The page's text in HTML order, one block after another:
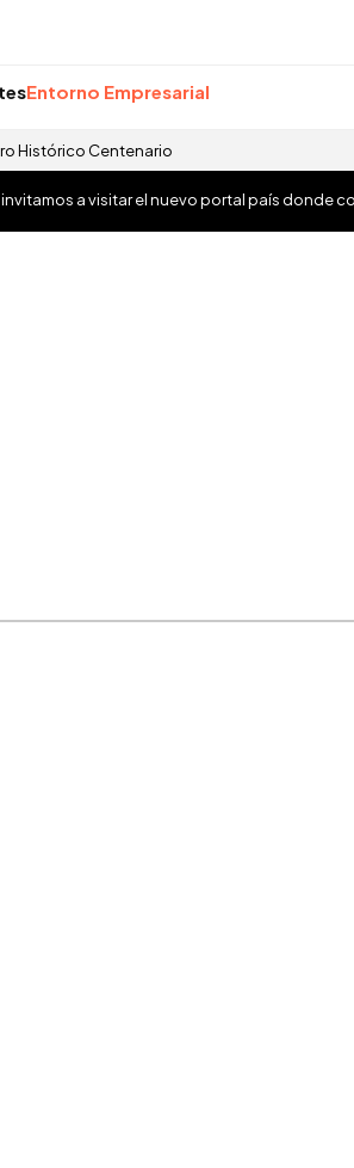
Entorno Empresarial
Histórico Centenario
invitamos a visitar el nuevo portal país donde